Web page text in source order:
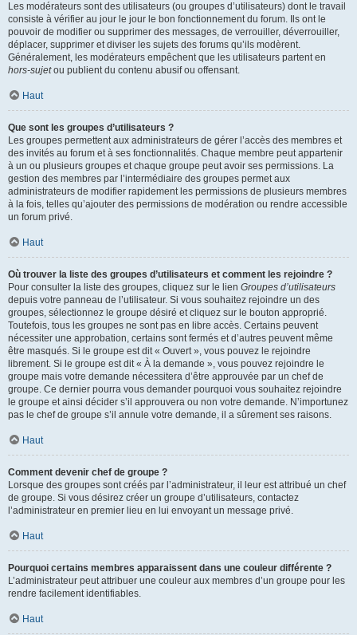
Les modérateurs sont des utilisateurs (ou groupes d’utilisateurs) dont le travail
consiste à vérifier au jour le jour le bon fonctionnement du forum. Ils ont le
pouvoir de modifier ou supprimer des messages, de verrouiller, déverrouiller,
déplacer, supprimer et diviser les sujets des forums qu’ils modèrent.
Généralement, les modérateurs empêchent que les utilisateurs partent en
hors-sujetou publient du contenu abusif ou offensant.
Haut
Que sont les groupes d’utilisateurs ?
Les groupes permettent aux administrateurs de gérer l’accès des membres et
des invités au forum et à ses fonctionnalités. Chaque membre peut appartenir
à un ou plusieurs groupes et chaque groupe peut avoir ses permissions. La
gestion des membres par l’intermédiaire des groupes permet aux
administrateurs de modifier rapidement les permissions de plusieurs membres
à la fois, telles qu’ajouter des permissions de modération ou rendre accessible
un forum privé.
Haut
Où trouver la liste des groupes d’utilisateurs et comment les rejoindre ?
Pour consulter la liste des groupes, cliquez sur le lien Groupes d’utilisateurs
depuis votre panneau de l’utilisateur. Si vous souhaitez rejoindre un des
groupes, sélectionnez le groupe désiré et cliquez sur le bouton approprié.
Toutefois, tous les groupes ne sont pas en libre accès. Certains peuvent
nécessiter une approbation, certains sont fermés et d’autres peuvent même
être masqués. Si le groupe est dit « Ouvert », vous pouvez le rejoindre
librement. Si le groupe est dit « À la demande », vous pouvez rejoindre le
groupe mais votre demande nécessitera d’être approuvée par un chef de
groupe. Ce dernier pourra vous demander pourquoi vous souhaitez rejoindre
le groupe et ainsi décider s’il approuvera ou non votre demande. N’importunez
pas le chef de groupe s’il annule votre demande, il a sûrement ses raisons.
Haut
Comment devenir chef de groupe ?
Lorsque des groupes sont créés par l’administrateur, il leur est attribué un chef
de groupe. Si vous désirez créer un groupe d’utilisateurs, contactez
l’administrateur en premier lieu en lui envoyant un message privé.
Haut
Pourquoi certains membres apparaissent dans une couleur différente ?
L’administrateur peut attribuer une couleur aux membres d’un groupe pour les
rendre facilement identifiables.
Haut